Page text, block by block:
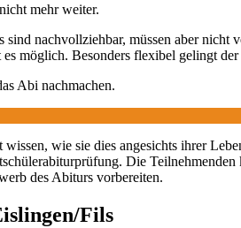
mehr weiter.
nachvollziehbar, müssen aber
möglich. Besonders flexibel gelingt
Abi nachmachen.
wie sie dies angesichts ihrer
Die
des Abiturs vorbereiten.
Fils